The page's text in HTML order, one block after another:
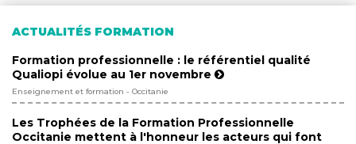
ACTUALITÉS FORMATION
Formation professionnelle : le référentiel qualité
Qualiopi évolue au 1er novembre
Enseignement et formation - Occitanie
Les Trophées de la Formation Professionnelle
Occitanie mettent à l'honneur les acteurs qui font